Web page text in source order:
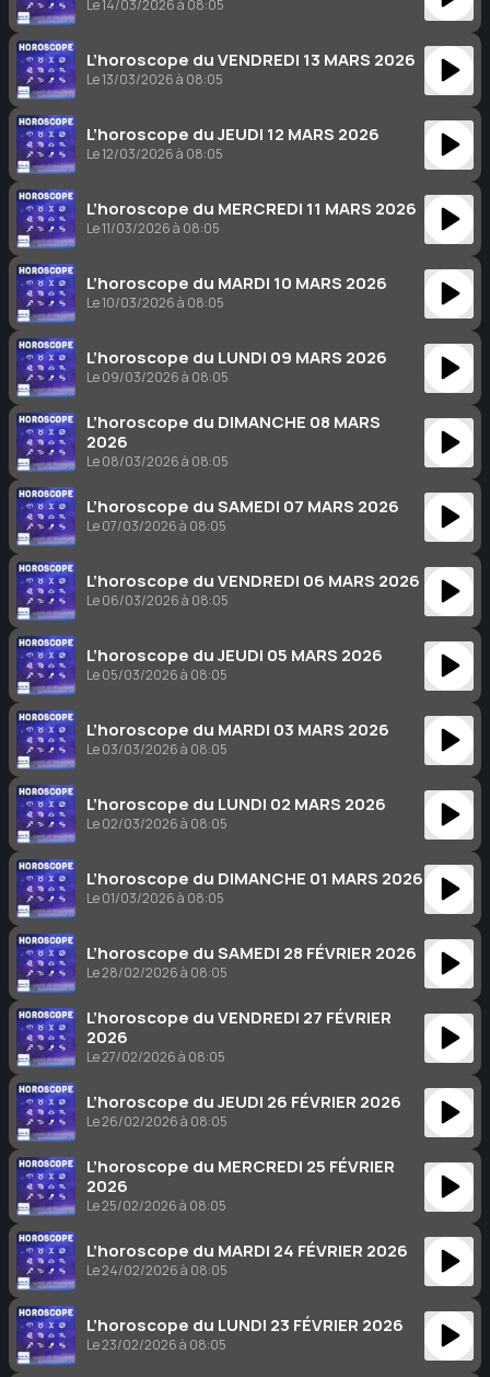
Le 14/03/2026 à 08:05
L’horoscope du VENDREDI 13 MARS 2026
Le 13/03/2026 à 08:05
L’horoscope du JEUDI 12 MARS 2026
Le 12/03/2026 à 08:05
L’horoscope du MERCREDI 11 MARS 2026
Le 11/03/2026 à 08:05
L’horoscope du MARDI 10 MARS 2026
Le 10/03/2026 à 08:05
L’horoscope du LUNDI 09 MARS 2026
Le 09/03/2026 à 08:05
L’horoscope du DIMANCHE 08 MARS
2026
Le 08/03/2026 à 08:05
L’horoscope du SAMEDI 07 MARS 2026
Le 07/03/2026 à 08:05
L’horoscope du VENDREDI 06 MARS 2026
Le 06/03/2026 à 08:05
L’horoscope du JEUDI 05 MARS 2026
Le 05/03/2026 à 08:05
L’horoscope du MARDI 03 MARS 2026
Le 03/03/2026 à 08:05
L’horoscope du LUNDI 02 MARS 2026
Le 02/03/2026 à 08:05
L’horoscope du DIMANCHE 01 MARS 2026
Le 01/03/2026 à 08:05
L’horoscope du SAMEDI 28 FÉVRIER 2026
Le 28/02/2026 à 08:05
L’horoscope du VENDREDI 27 FÉVRIER
2026
Le 27/02/2026 à 08:05
L’horoscope du JEUDI 26 FÉVRIER 2026
Le 26/02/2026 à 08:05
L’horoscope du MERCREDI 25 FÉVRIER
2026
Le 25/02/2026 à 08:05
L’horoscope du MARDI 24 FÉVRIER 2026
Le 24/02/2026 à 08:05
L’horoscope du LUNDI 23 FÉVRIER 2026
Le 23/02/2026 à 08:05